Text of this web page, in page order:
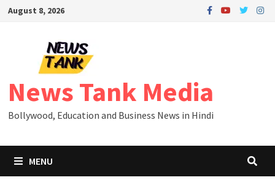
SkipAugust 8, 2026
News Tank Media
Bollywood, Education and Business News in Hindi
MENU